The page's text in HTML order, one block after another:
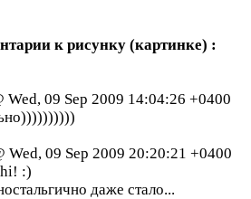
к рисунку (картинке) :
Wed, 09 Sep 2009 14:04:26 +0400
Wed, 09 Sep 2009 20:20:21 +0400
:)
даже стало...